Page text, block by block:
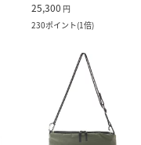
25,300 円
230ポイント(1倍)